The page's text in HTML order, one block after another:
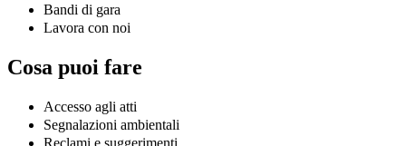
Bandi di gara
Lavora con noi
Cosa puoi fare
Accesso agli atti
Segnalazioni ambientali
Reclami e suggerimenti